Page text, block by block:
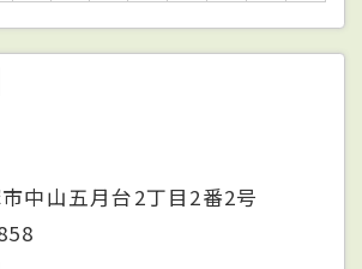
中山五月台2丁目2番2号